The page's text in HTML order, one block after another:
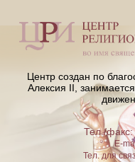
Центр создан по
Алексия II,
Тел./
E-
Тел. для